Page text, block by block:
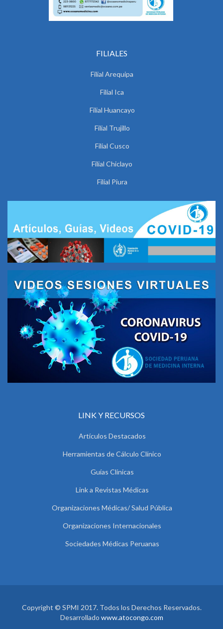
FILIALES
Filial Arequipa
Filial Ica
Filial Huancayo
Filial Trujillo
Filial Cusco
Filial Chiclayo
Filial Piura
LINK Y RECURSOS
Artículos Destacados
Herramientas de Cálculo Clínico
Guías Clínicas
Link a Revistas Médicas
Organizaciones Médicas/ Salud Pública
Organizaciones Internacionales
Sociedades Médicas Peruanas
Copyright © SPMI 2017. Todos los Derechos Reservados.
Desarrollado www.atocongo.com